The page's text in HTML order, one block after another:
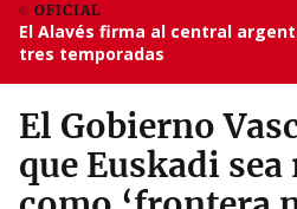
OFICIAL
El Alavés firma al central
tres temporadas
El Gobierno
que Euskadi